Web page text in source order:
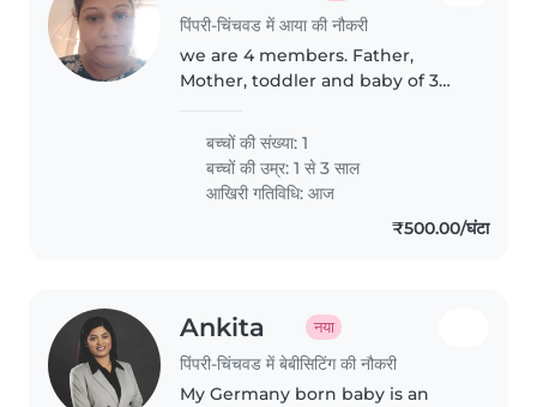
पिंपरी-चिंचवड में आया की नौकरी
we are 4 members. Father,
Mother, toddler and baby of 3
बच्चों की संख्या: 1
बच्चों की उम्र:1 से 3 साल
आखिरी गतिविधि: आज
₹500.00/घंटा
Ankita नया
पिंपरी-चिंचवड में बेबीसिटिंग की नौकरी
My Germany born baby is an